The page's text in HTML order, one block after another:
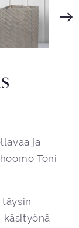
ja
Toni
käsityönä